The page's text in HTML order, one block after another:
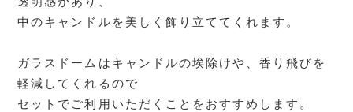
中のキャンドルを美しく飾り立ててくれます。
ガラスドームはキャンドルの埃除けや、香り飛びを
軽減してくれるので
セットでご利用いただくことをおすすめします。